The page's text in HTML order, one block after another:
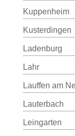
Kuppenheim
Kusterdingen
Ladenburg
Lahr
Lauffen am
Lauterbach
Leingarten